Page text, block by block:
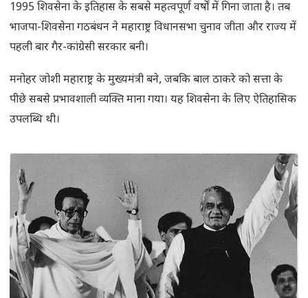
1995 शिवसेना के इतिहास के सबसे महत्वपूर्ण वर्षों में गिना जाता है। तब
भाजपा-शिवसेना गठबंधन ने महाराष्ट्र विधानसभा चुनाव जीता और राज्य में
पहली बार गैर-कांग्रेसी सरकार बनी।
मनोहर जोशी महाराष्ट्र के मुख्यमंत्री बने, जबकि बाल ठाकरे को सत्ता के
पीछे सबसे प्रभावशाली व्यक्ति माना गया। यह शिवसेना के लिए ऐतिहासिक
उपलब्धि थी।